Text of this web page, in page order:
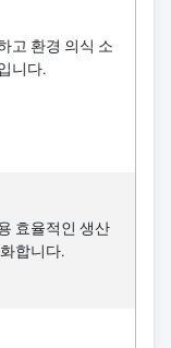
고 환경 의식 소
니다.
효율적인 생산
합니다.